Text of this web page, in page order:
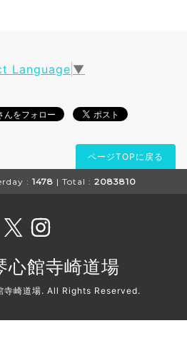
Language ▼
ページTOPに戻る
: 1478 | Total : 2083810
心館寺崎道場
寺崎道場. All Rights Reserved.